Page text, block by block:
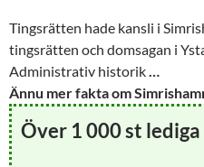
Tingsrätten hade kansli i
tingsrätten och domsagan i
Administrativ historik…
Ännu mer fakta om
Över 1 000 st